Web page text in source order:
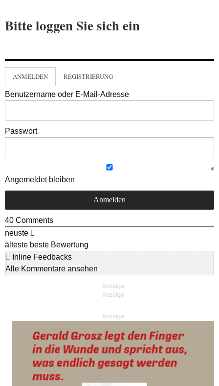
Bitte loggen Sie sich ein
ANMELDEN REGISTRIERUNG
Benutzername oder E-Mail-Adresse
Passwort
Angemeldet bleiben
40 Comments
neuste
älteste beste Bewertung
Inline Feedbacks
Alle Kommentare ansehen
Anzeige